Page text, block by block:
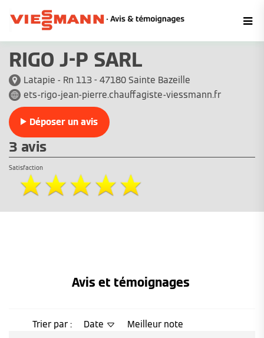
RIGO J-P SARL
Latapie - Rn 113 - 47180 Sainte Bazeille
ets-rigo-jean-pierre.chauffagiste-viessmann.fr
Déposer un avis
3 avis
Satisfaction
Avis et témoignages
Trier par : Date Meilleur note